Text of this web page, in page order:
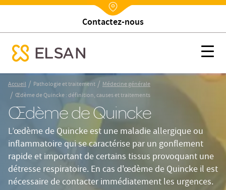
Nx:Aller
contenu
principal
Nx:Annuaire
Trouver un établissement
Œdème de Quincke : définition, causes et traitements
menu mobile
Accueil / Pathologie et traitement / Médecine générale
/ Œdème de Quincke : définition, causes et traitements
Œdème de Quincke
L’œdème de Quincke est une maladie allergique ou
inflammatoire qui se caractérise par un gonflement
rapide et important de certains tissus provoquant une
détresse respiratoire. En cas d'œdème de Quincke il est
nécessaire de contacter immédiatement les urgences.